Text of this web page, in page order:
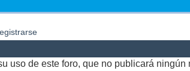
uso de este foro, que no publicará